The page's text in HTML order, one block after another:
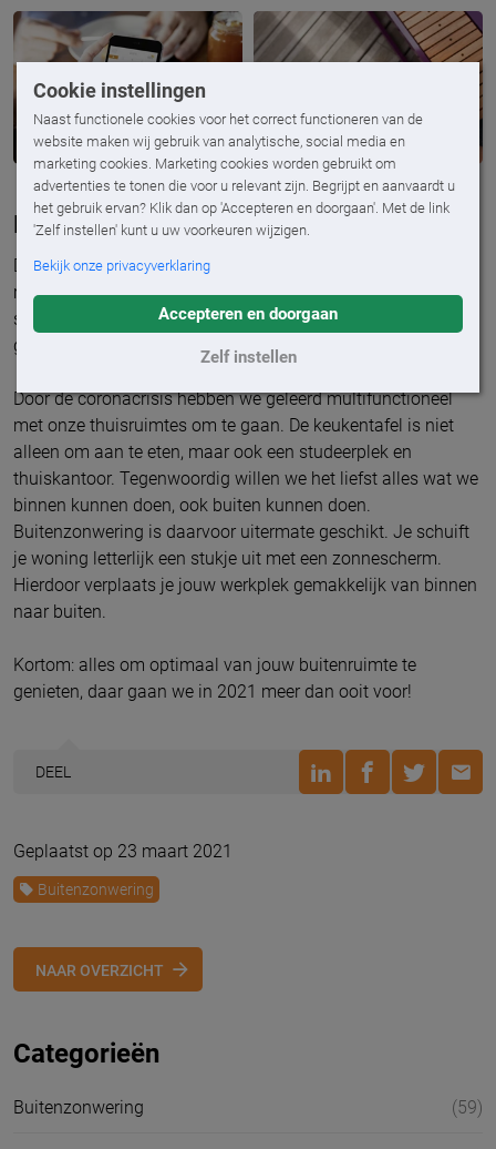
Cookie instellingen
Naast functionele cookies voor het correct functioneren van de
website maken wij gebruik van analytische, social media en
marketing cookies. Marketing cookies worden gebruikt om
advertenties te tonen die voor u relevant zijn. Begrijpt en aanvaardt u
het gebruik ervan? Klik dan op 'Accepteren en doorgaan'. Met de link
'Zelf instellen' kunt u uw voorkeuren wijzigen.
Bekijk onze privacyverklaring
Accepteren en doorgaan
Zelf instellen
Inrichting terras
De afgelopen jaren zijn er in Nederland meerdere malen
recordtemperaturen aangetikt. We zijn mede daarom ook
steeds meer in onze tuin en op ons terras te vinden. Het
gevolg? De loungesets worden groter en breder inzetbaar.
Door de coronacrisis hebben we geleerd multifunctioneel
met onze thuisruimtes om te gaan. De keukentafel is niet
alleen om aan te eten, maar ook een studeerplek en
thuiskantoor. Tegenwoordig willen we het liefst alles wat we
binnen kunnen doen, ook buiten kunnen doen.
Buitenzonwering is daarvoor uitermate geschikt. Je schuift
je woning letterlijk een stukje uit met een zonnescherm.
Hierdoor verplaats je jouw werkplek gemakkelijk van binnen
naar buiten.
Kortom: alles om optimaal van jouw buitenruimte te
genieten, daar gaan we in 2021 meer dan ooit voor!
DEEL
Geplaatst op 23 maart 2021
Buitenzonwering
NAAR OVERZICHT
Categorieën
Buitenzonwering (59)